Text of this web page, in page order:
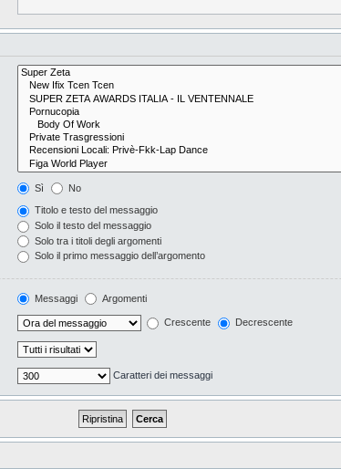
Sì No
Titolo e testo del messaggio
Solo il testo del messaggio
Solo tra i titoli degli argomenti
Solo il primo messaggio dell’argomento
Messaggi Argomenti
Crescente Decrescente
Caratteri dei messaggi